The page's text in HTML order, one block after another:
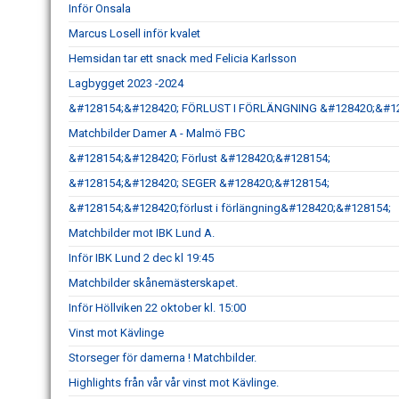
Inför Onsala
Marcus Losell inför kvalet
Hemsidan tar ett snack med Felicia Karlsson
Lagbygget 2023 -2024
&#128154;&#128420; FÖRLUST I FÖRLÄNGNING
Matchbilder Damer A - Malmö FBC
&#128154;&#128420; Förlust &#128420;&#128154;
&#128154;&#128420; SEGER &#128420;&#128154;
&#128154;&#128420;förlust i förlängning&#128420;&#128154;
Matchbilder mot IBK Lund A.
Inför IBK Lund 2 dec kl 19:45
Matchbilder skånemästerskapet.
Inför Höllviken 22 oktober kl. 15:00
Vinst mot Kävlinge
Storseger för damerna ! Matchbilder.
Highlights från vår vår vinst mot Kävlinge.